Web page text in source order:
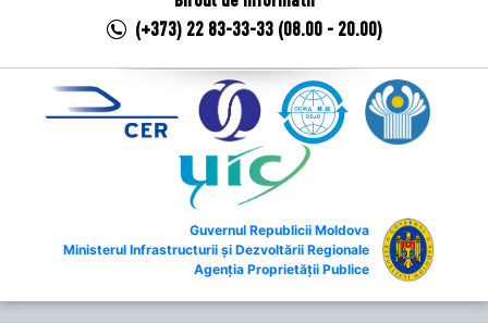
(+373) 22 83-33-33 (08.00 - 20.00)
Guvernul Republicii Moldova
Ministerul Infrastructurii și Dezvoltării Regionale
Agenția Proprietății Publice